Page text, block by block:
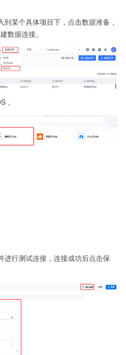
到某个具体项目下，点击数据准备，
数据连接。
。
进行测试连接，连接成功后点击保